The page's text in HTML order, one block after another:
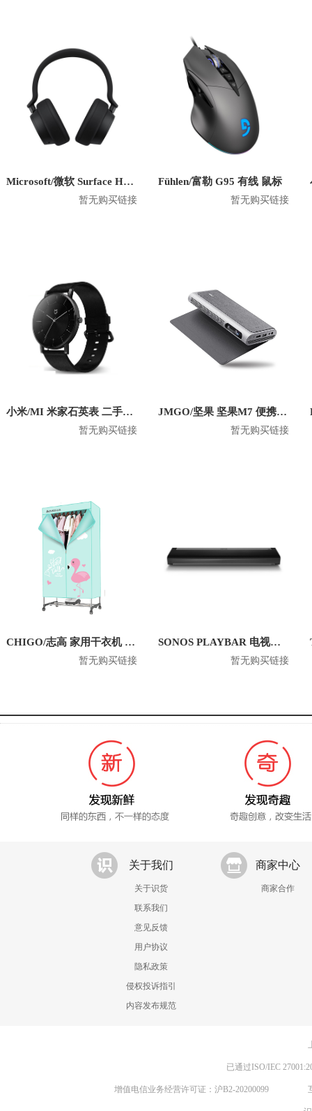
Microsoft/微软 Surface Headphones 2 头戴式无线蓝牙耳机
暂无购买链接
Fühlen/富勒 G95 有线 鼠标
暂无购买链接
小米/MI 米家石英表 二手智能手表
暂无购买链接
JMGO/坚果 坚果M7 便携式投影仪
暂无购买链接
CHIGO/志高 家用干衣机 ZG10D
暂无购买链接
SONOS PLAYBAR 电视音响家庭智能回音壁
暂无购买链接
关于我们
关于识货
联系我们
意见反馈
用户协议
隐私政策
侵权投诉指引
内容发布规范
商家中心
商家合作
已通过ISO/IEC
增值电信业务经营许可证：沪B2-20200099